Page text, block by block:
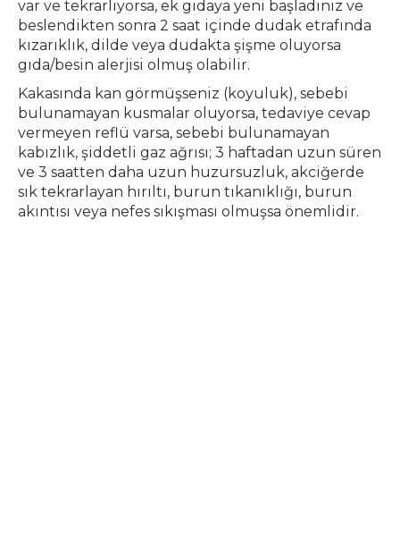
var ve tekrarlıyorsa, ek gıdaya yeni başladınız ve
beslendikten sonra 2 saat içinde dudak etrafında
kızarıklık, dilde veya dudakta şişme oluyorsa
gıda/besin alerjisi olmuş olabilir.
Kakasında kan görmüşseniz (koyuluk), sebebi
bulunamayan kusmalar oluyorsa, tedaviye cevap
vermeyen reflü varsa, sebebi bulunamayan
kabızlık, şiddetli gaz ağrısı; 3 haftadan uzun süren
ve 3 saatten daha uzun huzursuzluk, akciğerde
sık tekrarlayan hırıltı, burun tıkanıklığı, burun
akıntısı veya nefes sıkışması olmuşsa önemlidir.